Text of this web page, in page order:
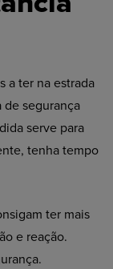
a ter na estrada
de segurança
serve para
tenha tempo
ter mais
e reação.